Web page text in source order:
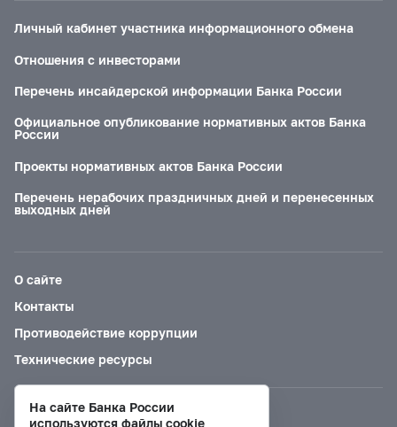
Личный кабинет участника информационного обмена
Отношения с инвесторами
Перечень инсайдерской информации Банка России
Официальное опубликование нормативных актов Банка
России
Проекты нормативных актов Банка России
Перечень нерабочих праздничных дней и перенесенных
выходных дней
О сайте
Контакты
Противодействие коррупции
Технические ресурсы
Версия для слабовидящих
На сайте Банка России
используются файлы cookie